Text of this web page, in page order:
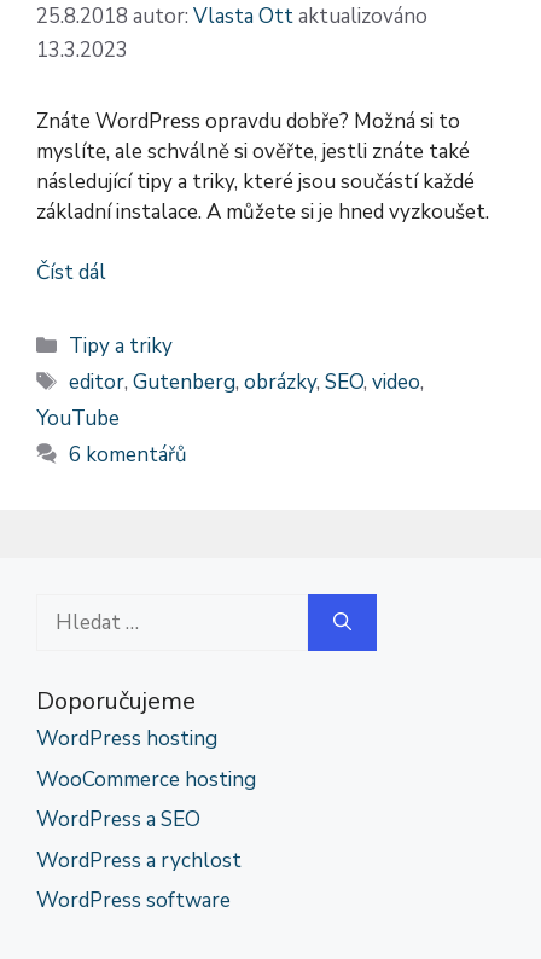
25.8.2018 autor: Vlasta Ottaktualizováno
13.3.2023
Znáte WordPress opravdu dobře? Možná si to
myslíte, ale schválně si ověřte, jestli znáte také
následující tipy a triky, které jsou součástí každé
základní instalace. A můžete si je hned vyzkoušet.
Číst dál
Rubriky
Tipy a triky
Štítky
editor,Gutenberg,obrázky,SEO,video,
YouTube
6 komentářů
Hledat:
Doporučujeme
WordPress hosting
WooCommerce hosting
WordPress a SEO
WordPress a rychlost
WordPress software